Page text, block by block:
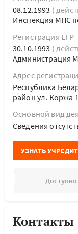
08.12.1993 (
Инспекция МНС
Регистрация ЕГР
30.10.1993 (
Администрация
Адрес
Республика
район ул. Коржа
Основной вид
Cведения
УЗНАТЬ
Контакты